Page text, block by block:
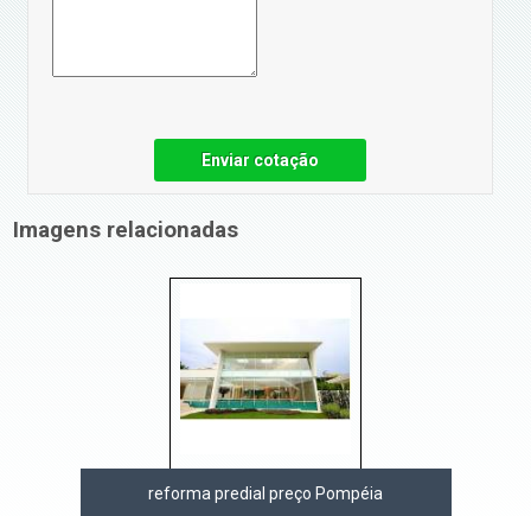
Enviar cotação
Imagens relacionadas
reforma predial preço Pompéia